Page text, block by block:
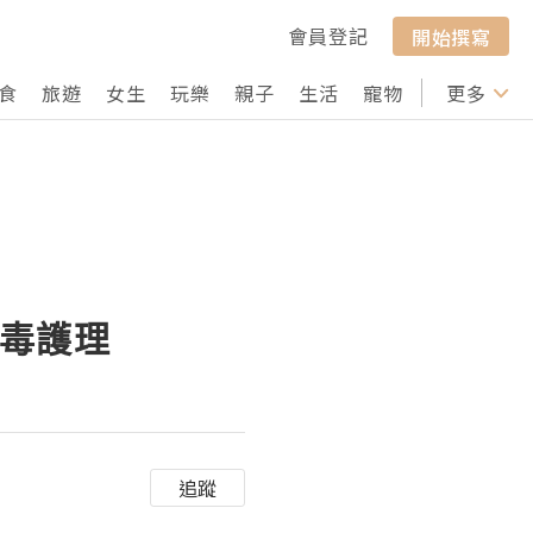
會員登記
開始撰寫
旅遊 女生 玩樂 親子 生活 寵物 行山 打卡
更多
護理
追蹤